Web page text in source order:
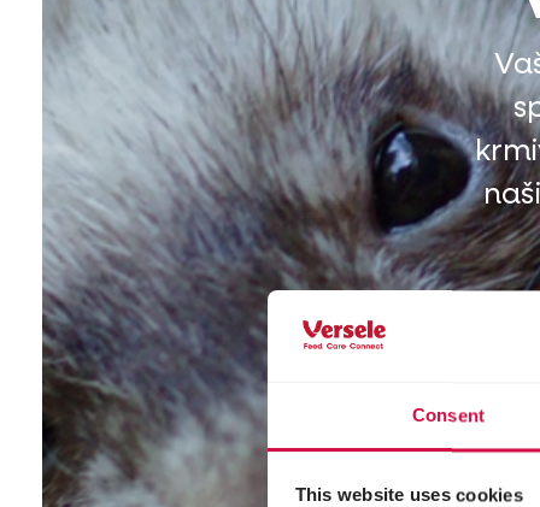
Consent
This website uses cookies